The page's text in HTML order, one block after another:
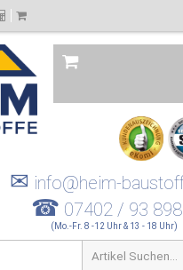
✉ info@heim-
☎ 07402 / 93
(Mo.-Fr. 8 -12 Uhr & 13 - 18 Uhr)